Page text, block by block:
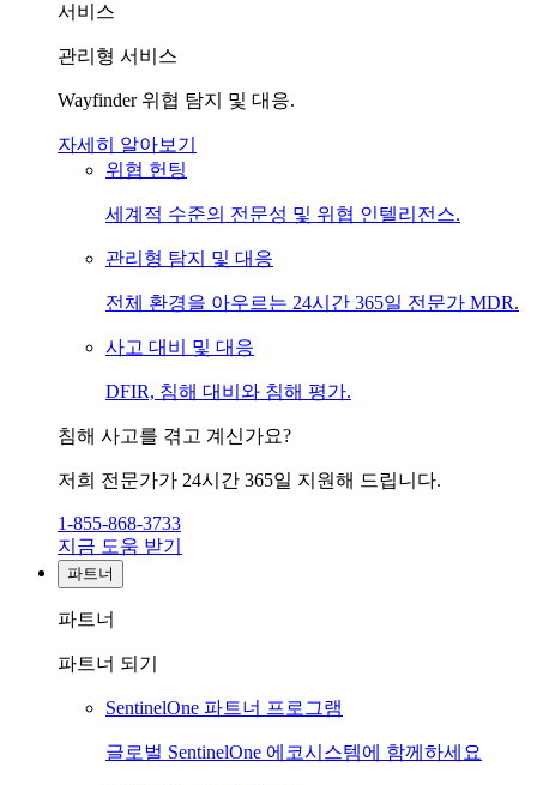
서비스
관리형 서비스
Wayfinder 위협 탐지 및 대응.
자세히 알아보기
위협 헌팅
세계적 수준의 전문성 및 위협 인텔리전스.
관리형 탐지 및 대응
전체 환경을 아우르는 24시간 365일 전문가 MDR.
사고 대비 및 대응
DFIR, 침해 대비와 침해 평가.
침해 사고를 겪고 계신가요?
저희 전문가가 24시간 365일 지원해 드립니다.
1-855-868-3733
지금 도움 받기
파트너
파트너
파트너 되기
SentinelOne 파트너 프로그램
글로벌 SentinelOne 에코시스템에 함께하세요